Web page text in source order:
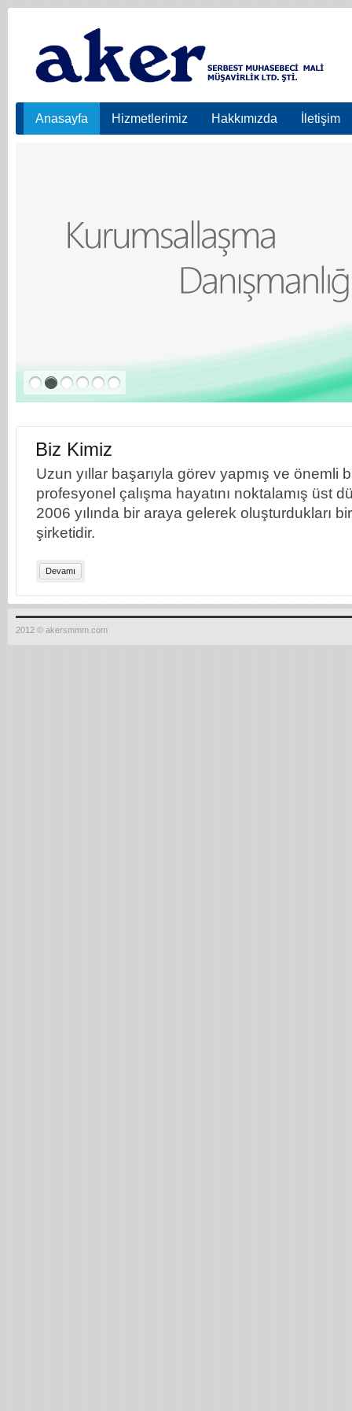
Anasayfa Hizmetlerimiz Hakkımızda İletişim
Biz Kimiz
Uzun yıllar başarıyla görev yapmış ve önemli
profesyonel çalışma hayatını noktalamış üst
2006 yılında bir araya gelerek oluşturdukları
şirketidir.
Devamı
2012 © akersmmm.com